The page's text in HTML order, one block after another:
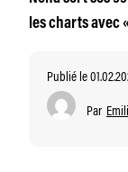
les charts avec
Publié le
Par